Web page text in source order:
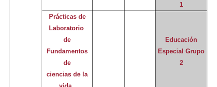
1
Prácticas de
Laboratorio
de
Fundamentos
de
ciencias de la
Educación
Especial Grupo
2